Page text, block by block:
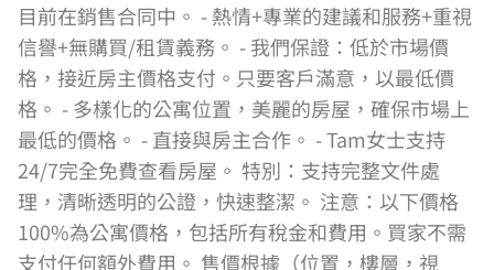
目前在銷售合同中。 - 熱情+專業的建議和服務+重視
信譽+無購買/租賃義務。 - 我們保證：低於市場價
格，接近房主價格支付。只要客戶滿意，以最低價
格。 - 多樣化的公寓位置，美麗的房屋，確保市場上
最低的價格。 - 直接與房主合作。 - Tam女士支持
24/7完全免費查看房屋。 特別：支持完整文件處
理，清晰透明的公證，快速整潔。 注意：以下價格
100%為公寓價格，包括所有稅金和費用。買家不需
支付任何額外費用。 售價根據（位置，樓層，視